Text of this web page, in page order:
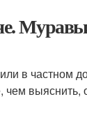
или в
выяснить,